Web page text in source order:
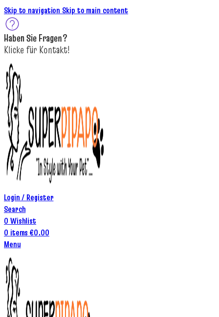
Skip to navigation Skip to main content
Haben SieFragen?
Klicke für Kontakt!
Login / Register
Search
0 Wishlist
0 items €0.00
Menu